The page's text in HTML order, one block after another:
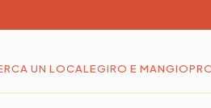
UN LOCALEGIRO E MANGIO